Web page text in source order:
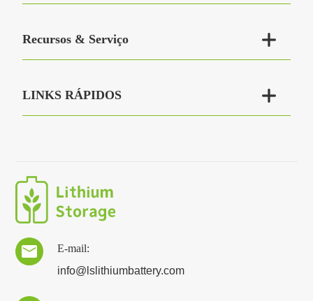
Recursos & Serviço 
LINKS RÁPIDOS 

E-mail:
info@lslithiumbattery.com